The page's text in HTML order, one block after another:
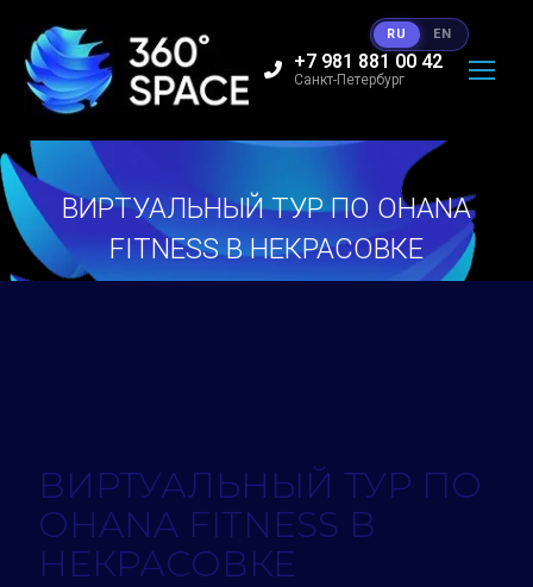
+7 981 881 00 42
Санкт-Петербург
ВИРТУАЛЬНЫЙ ТУР ПО OHANA
FITNESS В НЕКРАСОВКЕ
Вы здесь:
ВИРТУАЛЬНЫЙ ТУР ПО
OHANA FITNESS В
НЕКРАСОВКЕ
RU EN